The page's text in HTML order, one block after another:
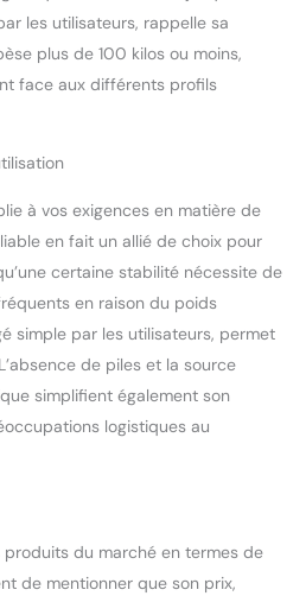
de longs exercices.
bricolage: Le bureau
vous pouvez
plastique ou en bois
pied pliables ou
sièges X-lager. Si vous
contacter et nous vous
satisfaite.
les utilisateurs, rappelle sa
plus de 100 kilos ou moins,
face aux différents profils
à vos exigences en matière de
en fait un allié de choix pour
certaine stabilité nécessite de
en raison du poids
simple par les utilisateurs, permet
de piles et la source
simplifient également son
logistiques au
produits du marché en termes de
de mentionner que son prix,